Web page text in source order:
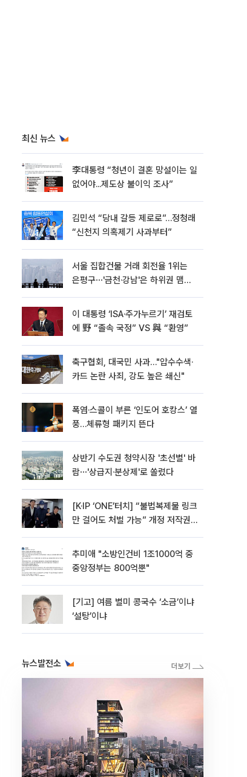
최신 뉴스
李대통령 “청년이 결혼 망설이는 일
없어야...제도상 불이익 조사”
김민석 “당내 갈등 제로로”…정청래
“신천지 의혹제기 사과부터”
서울 집합건물 거래 회전율 1위는
은평구⋯'금천·강남'은 하위권 맴돌
이 대통령 ‘ISA·주가누르기’ 재검토
에 野 “졸속 국정” VS 與 “환영”
축구협회, 대국민 사과…"압수수색·
카드 논란 사죄, 강도 높은 쇄신"
폭염·스콜이 부른 ‘인도어 호캉스’ 열
풍…체류형 패키지 뜬다
상반기 수도권 청약시장 '초선별' 바
람⋯'상급지·분상제'로 쏠렸다
[K·IP ‘ONE’터치] “불법복제물 링크
만 걸어도 처벌 가능” 개정 저작권
추미애 "소방인건비 1조1000억 중
중앙정부는 800억뿐"
[기고] 여름 별미 콩국수 ‘소금’이냐
‘설탕’이냐
뉴스발전소